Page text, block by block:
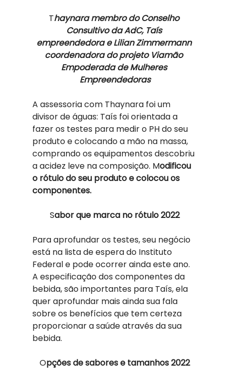
Thaynara membro do Conselho
Consultivo da AdC, Taís
empreendedora e Lilian Zimmermann
coordenadora do projeto Viamão
Empoderada de Mulheres
Empreendedoras
A assessoria com Thaynara foi um
divisor de águas: Taís foi orientada a
fazer os testes para medir o PH do seu
produto e colocando a mão na massa,
comprando os equipamentos descobriu
a acidez leve na composição. Modificou
o rótulo do seu produto e colocou os
componentes.
Sabor que marca no rótulo 2022
Para aprofundar os testes, seu negócio
está na lista de espera do Instituto
Federal e pode ocorrer ainda este ano.
A especificação dos componentes da
bebida, são importantes para Taís, ela
quer aprofundar mais ainda sua fala
sobre os benefícios que tem certeza
proporcionar a saúde através da sua
bebida.
Opções de sabores e tamanhos 2022